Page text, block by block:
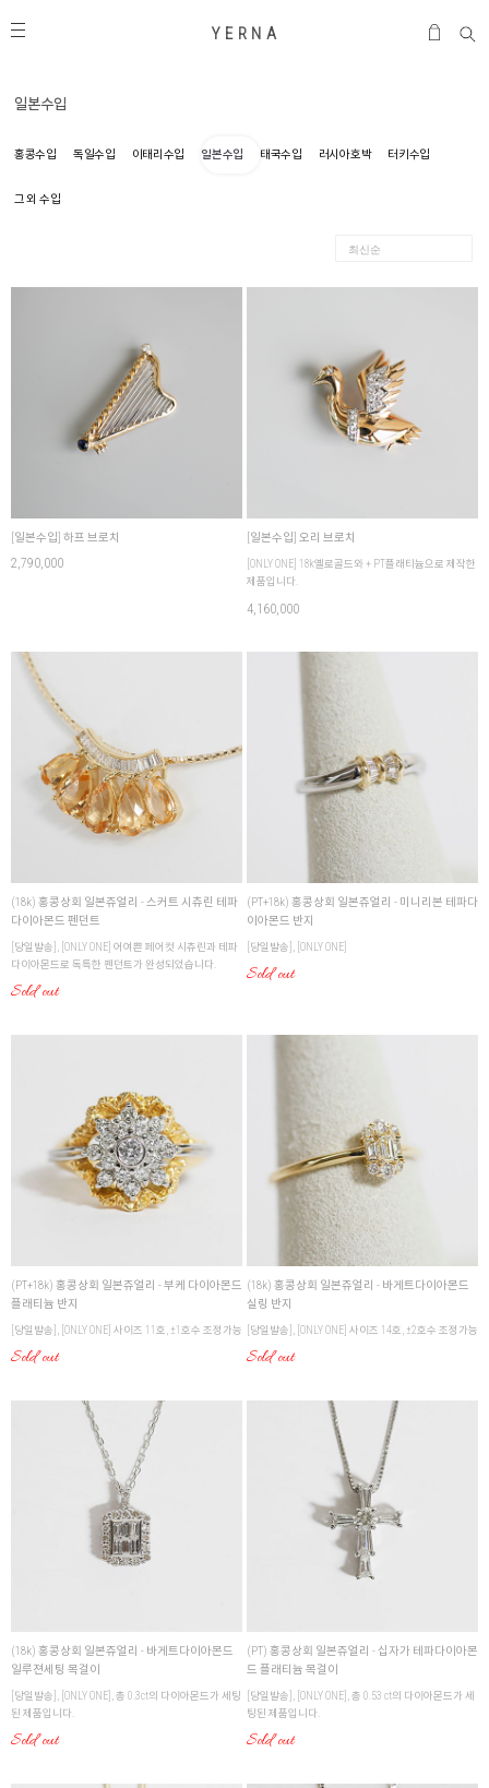
Y E R N A
일본수입
홍콩수입 독일수입 이태리수입 일본수입 태국수입 러시아호박 터키수입
그 외 수입
[일본수입] 하프 브로치
2,790,000
[일본수입] 오리 브로치
[ONLY ONE] 18k옐로골드와 + PT플래티늄으로 제작한
제품입니다.
4,160,000
(18k) 홍콩상회 일본쥬얼리 - 스커트 시츄린 테파
다이아몬드 펜던트
[당일발송], [ONLY ONE] 어여쁜 페어컷 시츄린과 테파
다이아몬드로 독특한 펜던트가 완성되었습니다.
Sold out
(PT+18k) 홍콩상회 일본쥬얼리 - 미니리본 테파다
이아몬드 반지
[당일발송], [ONLY ONE]
Sold out
(PT+18k) 홍콩상회 일본쥬얼리 - 부케 다이아몬드
플래티늄 반지
[당일발송], [ONLY ONE] 사이즈 11호, ±1호수 조정가능
Sold out
(18k) 홍콩상회 일본쥬얼리 - 바게트다이아몬드
실링 반지
[당일발송], [ONLY ONE] 사이즈 14호, ±2호수 조정가능
Sold out
(18k) 홍콩상회 일본쥬얼리 - 바게트다이아몬드
일루젼세팅 목걸이
[당일발송], [ONLY ONE], 총 0.3ct의 다이아몬드가 세팅
된 제품입니다.
Sold out
(PT) 홍콩상회 일본쥬얼리 - 십자가 테파다이아몬
드 플래티늄 목걸이
[당일발송], [ONLY ONE], 총 0.53 ct의 다이아몬드가 세
팅된 제품입니다.
Sold out